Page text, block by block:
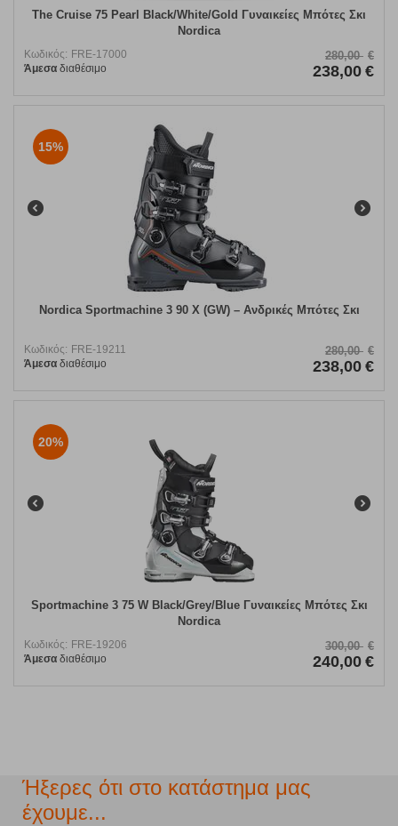
The Cruise 75 Pearl Black/White/Gold Γυναικείες Μπότες Σκι
Nordica
Κωδικός: FRE-17000
Άμεσα διαθέσιμο
280,00 €
238,00 €
15%
Nordica Sportmachine 3 90 X (GW) – Ανδρικές Μπότες Σκι
Κωδικός: FRE-19211
Άμεσα διαθέσιμο
280,00 €
238,00 €
20%
Sportmachine 3 75 W Black/Grey/Blue Γυναικείες Μπότες Σκι
Nordica
Κωδικός: FRE-19206
Άμεσα διαθέσιμο
300,00 €
240,00 €
Ήξερες ότι στο κατάστημα μας
έχουμε...